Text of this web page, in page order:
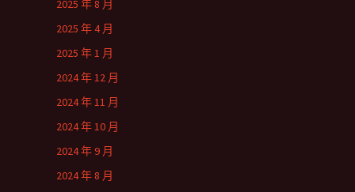
2025 年 8 月
2025 年 4 月
2025 年 1 月
2024 年 12 月
2024 年 11 月
2024 年 10 月
2024 年 9 月
2024 年 8 月